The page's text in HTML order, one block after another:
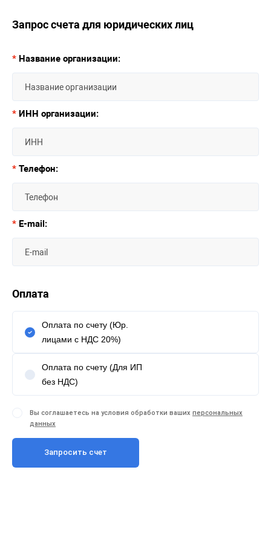
Запрос счета для юридических лиц
* Название организации:
* ИНН организации:
* Телефон:
* E-mail:
Оплата
Оплата по счету (Юр.
лицами с НДС 20%)
Оплата по счету (Для ИП
без НДС)
Вы соглашаетесь на условия обработки ваших персональных
данных